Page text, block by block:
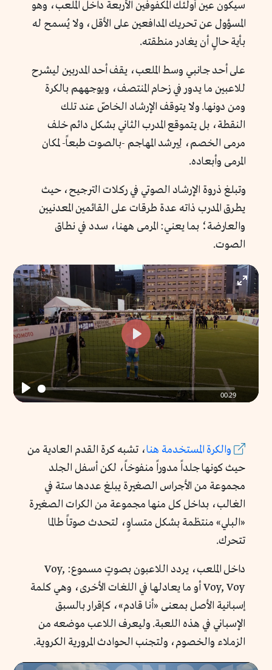
سيكون عين أولئك المكفوفين الأربعة داخل الملعب، وهو
المسؤول عن تحريك المدافعين على الأقل، ولا يُسمح له
بأية حالٍ أن يغادر منطقته.
على أحد جانبي وسط الملعب، يقف أحد المدربين ليشرح
للاعبين ما يدور في زحام المنتصف، ويوجههم بالكرة
ومن دونها. ولا يتوقف الإرشاد الخاصّ عند تلك
النقطة، بل يتموقع المدرب الثاني بشكل دائم خلف
مرمى الخصم، لِيرشد المهاجم -بالصوت طبعاً- لمكان
المرمى وأبعاده.
وتبلغ ذروة الإرشاد الصوتي في ركلات الترجيح، حيث
يطرق المدرب ذاته عدة طرقات على القائمين المعدنيين
والعارضة؛ بما يعني: المرمى ههنا، سدد في نطاق
الصوت.
Play
00:29
Enter
Play
والكرة المستخدمة هنا، تشبه كرة القدم العادية من
حيث كونها جلداً مدوراً منفوخاً، لكن أسفل الجلد
مجموعة من الأجراس الصغيرة يبلغ عددها ستة في
الغالب، بداخل كل منها مجموعة من الكرات الصغيرة
«البلي» منتظمة بشكل متساوٍ، لتحدث صوتاً طالما
تتحرك.
داخل الملعب، يردد اللاعبون بصوتٍ مسموع: Voy,
Voy, Voy أو ما يعادلها في اللغات الأخرى، وهي كلمة
إسبانية الأصل بمعنى «أنا قادم»، كإقرار بالسبق
الإسباني في هذه اللعبة. وليعرف اللاعب موضعه من
الزملاء والخصوم، ولتجنب الحوادث المرورية الكروية.